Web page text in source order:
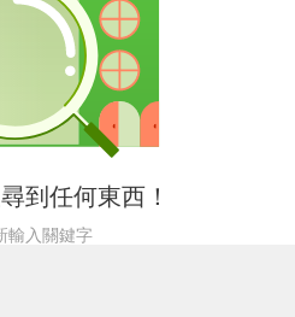
到任何東西！
輸入關鍵字